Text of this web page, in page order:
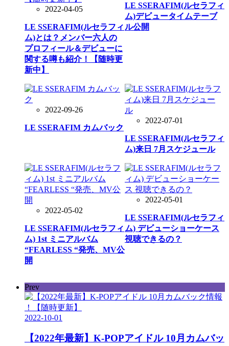
2022-04-05
LE SSERAFIM(ルセラフィ
ム)とは？メンバー六人の
プロフィール＆デビューに
関する噂も紹介！【随時更
新中】
LE SSERAFIM(ルセラフィ
ム)デビュータイムテーブ
ル公開
2022-09-26
LE SSERAFIM カムバック
2022-07-01
LE SSERAFIM(ルセラフィ
ム)来日 7月スケジュール
2022-05-02
LE SSERAFIM(ルセラフィ
ム) 1st ミニアルバム
“FEARLESS “発売、MV公
開
2022-05-01
LE SSERAFIM(ルセラフィ
ム) デビューショーケース
視聴できるの？
Prev
2022-10-01
【2022年最新】K-POPアイドル 10月カムバッ